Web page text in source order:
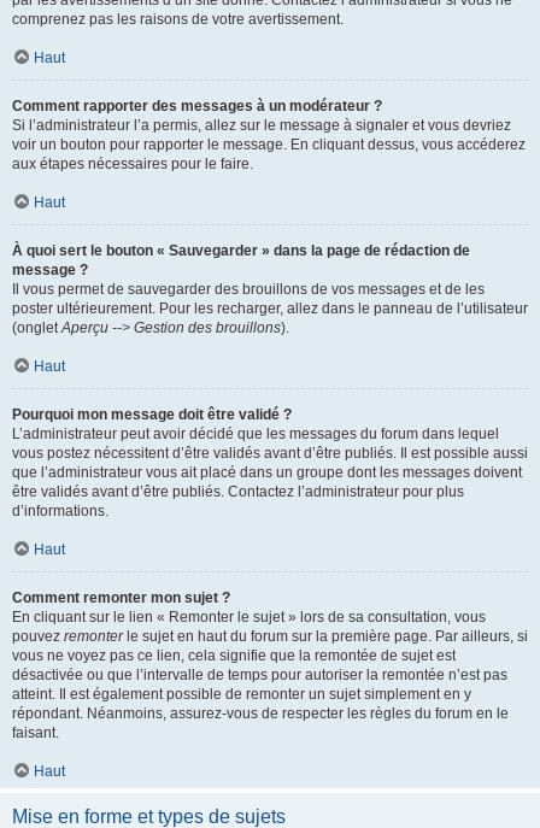
comprenez pas les raisons de votre avertissement.
Haut
Comment rapporter des messages à un modérateur ?
Si l’administrateur l’a permis, allez sur le message à signaler et vous devriez
voir un bouton pour rapporter le message. En cliquant dessus, vous accéderez
aux étapes nécessaires pour le faire.
Haut
À quoi sert le bouton « Sauvegarder » dans la page de rédaction de
message ?
Il vous permet de sauvegarder des brouillons de vos messages et de les
poster ultérieurement. Pour les recharger, allez dans le panneau de l’utilisateur
(ongletAperçu --> Gestion des brouillons).
Haut
Pourquoi mon message doit être validé ?
L’administrateur peut avoir décidé que les messages du forum dans lequel
vous postez nécessitent d’être validés avant d’être publiés. Il est possible aussi
que l’administrateur vous ait placé dans un groupe dont les messages doivent
être validés avant d’être publiés. Contactez l’administrateur pour plus
d’informations.
Haut
Comment remonter mon sujet ?
En cliquant sur le lien « Remonter le sujet » lors de sa consultation, vous
pouvez remonterle sujet en haut du forum sur la première page. Par ailleurs, si
vous ne voyez pas ce lien, cela signifie que la remontée de sujet est
désactivée ou que l’intervalle de temps pour autoriser la remontée n’est pas
atteint. Il est également possible de remonter un sujet simplement en y
répondant. Néanmoins, assurez-vous de respecter les règles du forum en le
faisant.
Haut
Mise en forme et types de sujets